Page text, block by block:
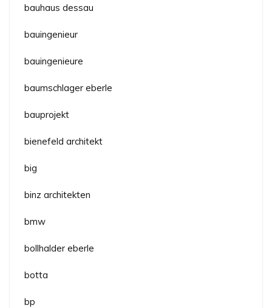
bauhaus dessau
bauingenieur
bauingenieure
baumschlager eberle
bauprojekt
bienefeld architekt
big
binz architekten
bmw
bollhalder eberle
botta
bp